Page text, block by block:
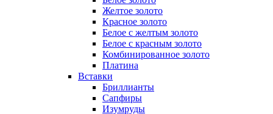
Желтое золото
Красное золото
Белое с желтым золото
Белое с красным золото
Комбинированное золото
Платина
Вставки
Бриллианты
Сапфиры
Изумруды